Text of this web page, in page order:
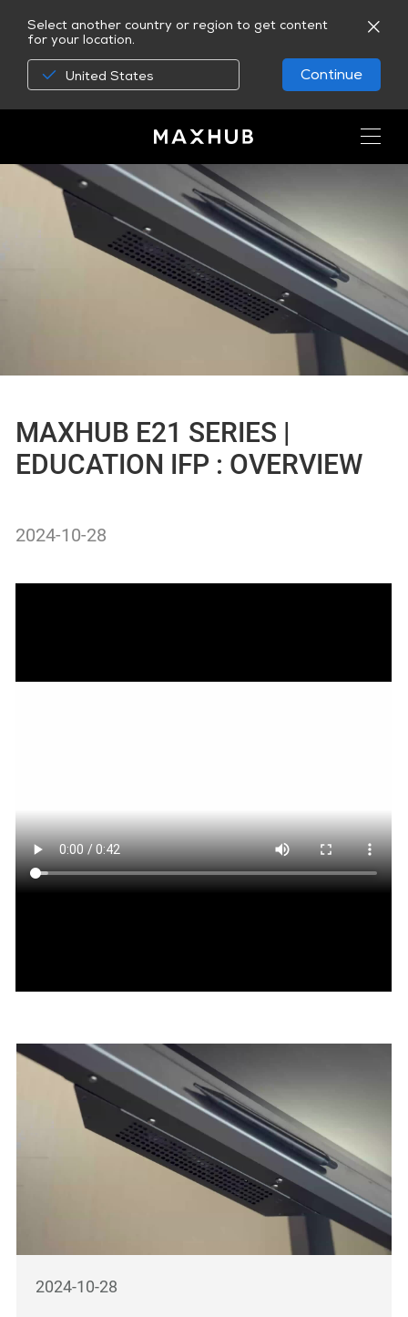
Select another country or region to get content
for your location.
United States Continue
MAXHUB E21 SERIES |
EDUCATION IFP : OVERVIEW
2024-10-28
2024-10-28